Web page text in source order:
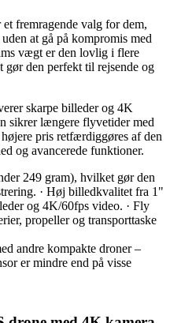
fremragende valg for dem,
at gå på kompromis med
vægt er den lovlig i flere
gør den perfekt til rejsende og
skarpe billeder og 4K
sikrer længere flyvetider med
pris retfærdiggøres af den
og avancerede funktioner.
249 gram), hvilket gør den
· Høj billedkvalitet fra 1"
og 4K/60fps video. · Fly
propeller og transporttaske
andre kompakte droner –
er mindre end på visse